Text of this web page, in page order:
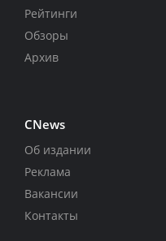
Рейтинги
Обзоры
Архив
CNews
Об издании
Реклама
Вакансии
Контакты